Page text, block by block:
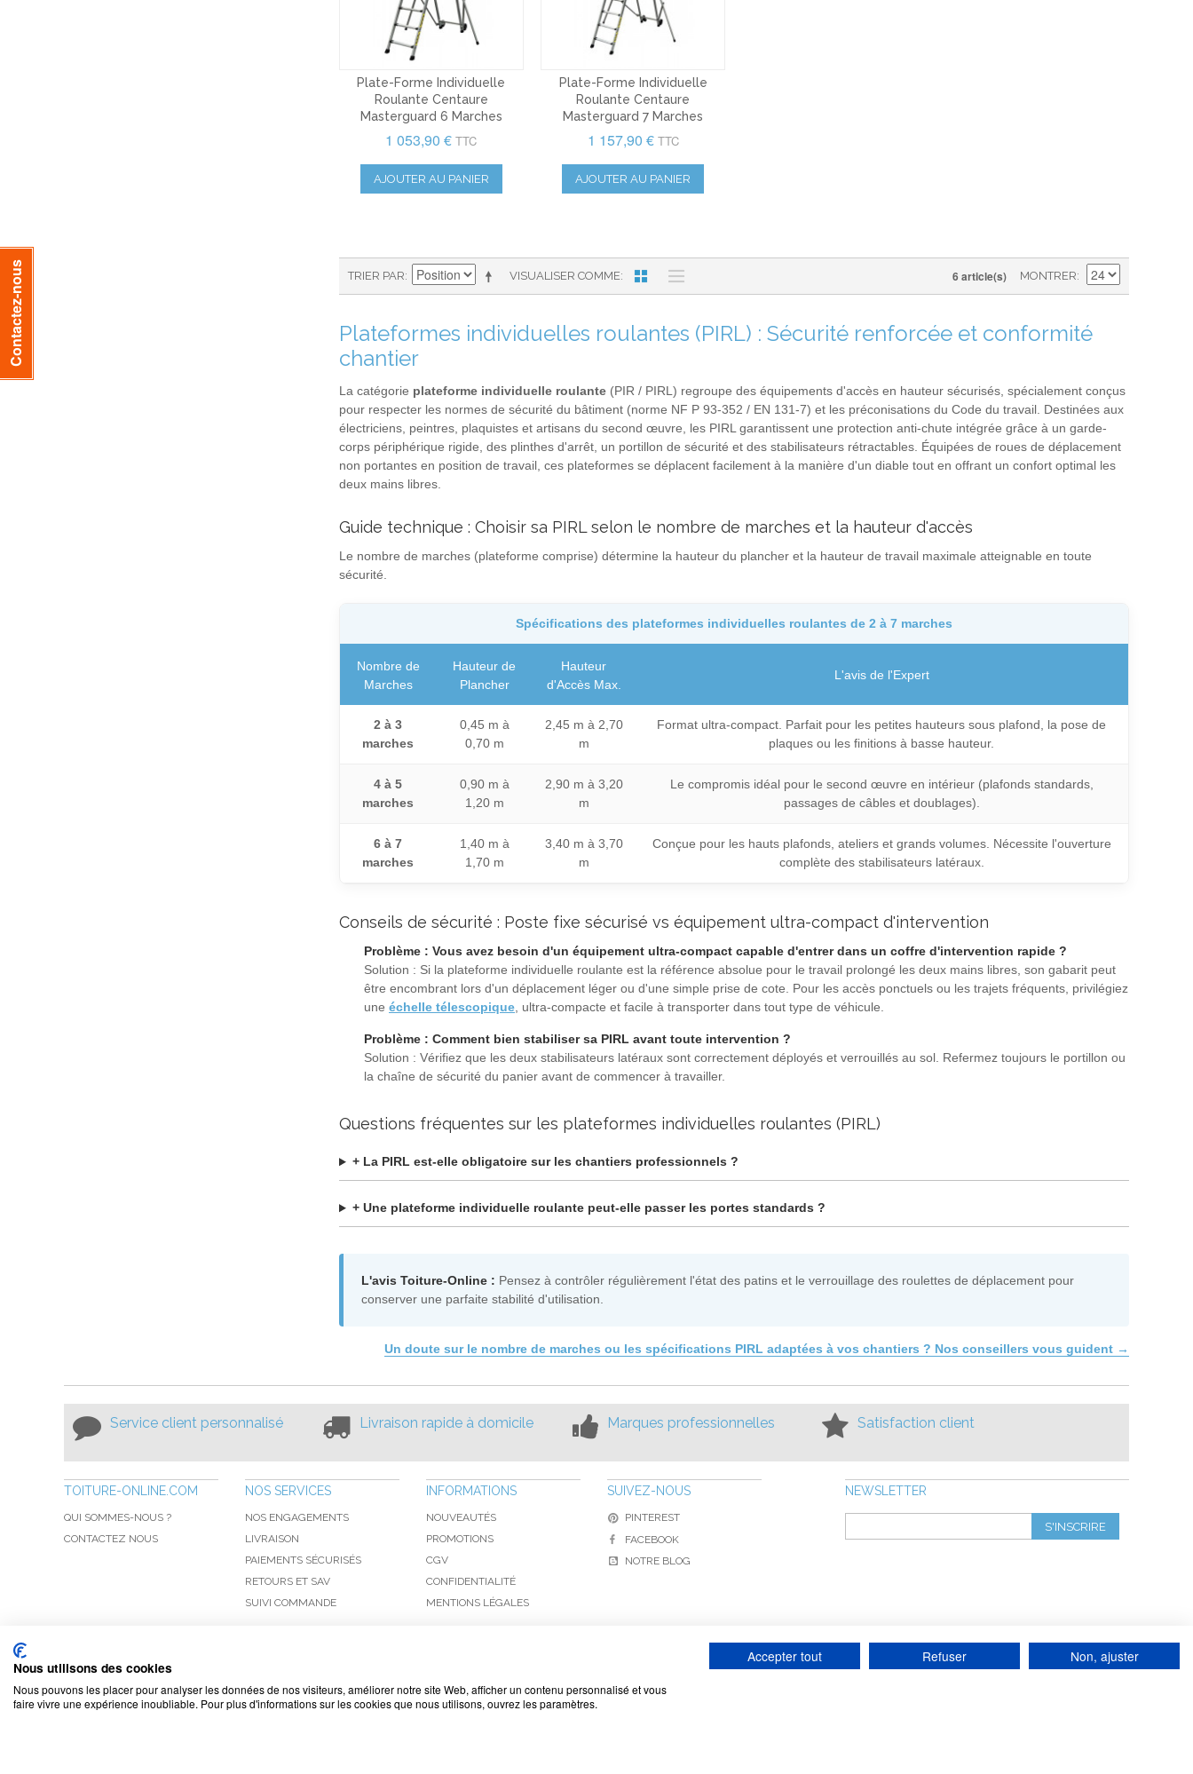
Plate-Forme Individuelle
Roulante Centaure
Masterguard 6 Marches
1 053,90 € TTC
AJOUTER AU PANIER
Plate-Forme Individuelle
Roulante Centaure
Masterguard 7 Marches
1 157,90 € TTC
AJOUTER AU PANIER
VISUALISER COMME
TRIER PAR 6 article(s) MONTRER
Plateformes individuelles roulantes (PIRL) : Sécurité renforcée et conformité
chantier
La catégorie plateforme individuelle roulante (PIR / PIRL) regroupe des équipements d'accès en hauteur sécurisés, spécialement conçus
pour respecter les normes de sécurité du bâtiment (norme NF P 93-352 / EN 131-7) et les préconisations du Code du travail. Destinées aux
électriciens, peintres, plaquistes et artisans du second œuvre, les PIRL garantissent une protection anti-chute intégrée grâce à un garde-
corps périphérique rigide, des plinthes d'arrêt, un portillon de sécurité et des stabilisateurs rétractables. Équipées de roues de déplacement
non portantes en position de travail, ces plateformes se déplacent facilement à la manière d'un diable tout en offrant un confort optimal les
deux mains libres.
Guide technique : Choisir sa PIRL selon le nombre de marches et la hauteur d'accès
Le nombre de marches (plateforme comprise) détermine la hauteur du plancher et la hauteur de travail maximale atteignable en toute
sécurité.
Spécifications des plateformes individuelles roulantes de 2 à 7 marches
Nombre de
Marches
Hauteur de
Plancher
Hauteur
d'Accès Max.
L'avis de l'Expert
2 à 3
marches
0,45 m à
0,70 m
2,45 m à 2,70
m
Format ultra-compact. Parfait pour les petites hauteurs sous plafond, la pose de
plaques ou les finitions à basse hauteur.
4 à 5
marches
0,90 m à
1,20 m
2,90 m à 3,20
m
Le compromis idéal pour le second œuvre en intérieur (plafonds standards,
passages de câbles et doublages).
6 à 7
marches
1,40 m à
1,70 m
3,40 m à 3,70
m
Conçue pour les hauts plafonds, ateliers et grands volumes. Nécessite l'ouverture
complète des stabilisateurs latéraux.
Conseils de sécurité : Poste fixe sécurisé vs équipement ultra-compact d'intervention
Problème : Vous avez besoin d'un équipement ultra-compact capable d'entrer dans un coffre d'intervention rapide ?
Solution : Si la plateforme individuelle roulante est la référence absolue pour le travail prolongé les deux mains libres, son gabarit peut
être encombrant lors d'un déplacement léger ou d'une simple prise de cote. Pour les accès ponctuels ou les trajets fréquents, privilégiez
une échelle télescopique, ultra-compacte et facile à transporter dans tout type de véhicule.
Problème : Comment bien stabiliser sa PIRL avant toute intervention ?
Solution : Vérifiez que les deux stabilisateurs latéraux sont correctement déployés et verrouillés au sol. Refermez toujours le portillon ou
la chaîne de sécurité du panier avant de commencer à travailler.
Questions fréquentes sur les plateformes individuelles roulantes (PIRL)
+ La PIRL est-elle obligatoire sur les chantiers professionnels ?
+ Une plateforme individuelle roulante peut-elle passer les portes standards ?
L'avis Toiture-Online : Pensez à contrôler régulièrement l'état des patins et le verrouillage des roulettes de déplacement pour
conserver une parfaite stabilité d'utilisation.
Un doute sur le nombre de marches ou les spécifications PIRL adaptées à vos chantiers ? Nos conseillers vous guident →
Service client personnalisé Livraison rapide à domicile Marques professionnelles Satisfaction client
NEWSLETTER
S'INSCRIRE
TOITURE-ONLINE.COM
QUI SOMMES-NOUS ?
CONTACTEZ NOUS
NOS SERVICES
NOS ENGAGEMENTS
LIVRAISON
PAIEMENTS SÉCURISÉS
RETOURS ET SAV
SUIVI COMMANDE
INFORMATIONS
NOUVEAUTÉS
PROMOTIONS
CGV
CONFIDENTIALITÉ
MENTIONS LÉGALES
SUIVEZ-NOUS
PINTEREST
FACEBOOK
NOTRE BLOG
Contactez-nous
Nous utilisons des cookies
Nous pouvons les placer pour analyser les données de nos visiteurs, améliorer notre site Web, afficher un contenu personnalisé et vous
faire vivre une expérience inoubliable. Pour plus d'informations sur les cookies que nous utilisons, ouvrez les paramètres.
Accepter tout Refuser Non, ajuster